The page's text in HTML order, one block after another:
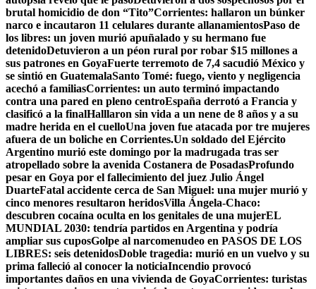
brutal homicidio de don “Tito”Corrientes: hallaron un búnker
narco e incautaron 11 celulares durante allanamientosPaso de
los libres: un joven murió apuñalado y su hermano fue
detenidoDetuvieron a un péon rural por robar $15 millones a
sus patrones en GoyaFuerte terremoto de 7,4 sacudió México y
se sintió en GuatemalaSanto Tomé: fuego, viento y negligencia
acechó a familiasCorrientes: un auto terminó impactando
contra una pared en pleno centroEspaña derrotó a Francia y
clasificó a la finalHalllaron sin vida a un nene de 8 años y a su
madre herida en el cuelloUna joven fue atacada por tre mujeres
afuera de un boliche en Corrientes.Un soldado del Ejército
Argentino murió este domingo por la madrugada tras ser
atropellado sobre la avenida Costanera de PosadasProfundo
pesar en Goya por el fallecimiento del juez Julio Ángel
DuarteFatal accidente cerca de San Miguel: una mujer murió y
cinco menores resultaron heridosVilla Ángela-Chaco:
descubren cocaína oculta en los genitales de una mujerEL
MUNDIAL 2030: tendría partidos en Argentina y podría
ampliar sus cuposGolpe al narcomenudeo en PASOS DE LOS
LIBRES: seis detenidosDoble tragedia: murió en un vuelvo y su
prima falleció al conocer la noticiaIncendio provocó
importantes daños en una vivienda de GoyaCorrientes: turistas